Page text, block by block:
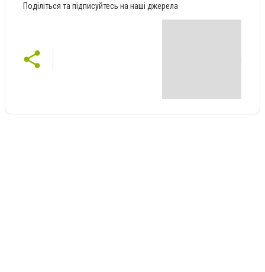
Поділіться та підписуйтесь на наші джерела